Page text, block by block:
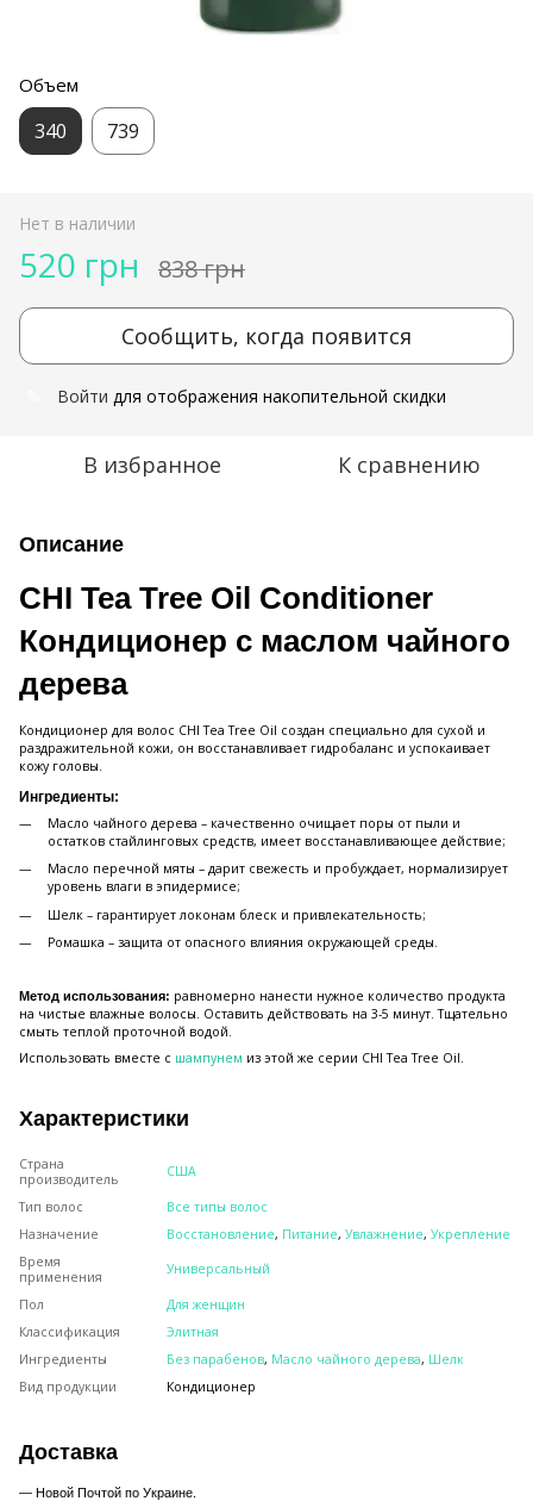
Объем
340 739
Нет в наличии
520 грн 838 грн
Сообщить, когда появится
Войти для отображения накопительной скидки
В избранное К сравнению
Описание
CHI Tea Tree Oil Conditioner
Кондиционер с маслом чайного
дерева
Кондиционер для волос CHI Tea Tree Oil создан специально для сухой и
раздражительной кожи, он восстанавливает гидробаланс и успокаивает
кожу головы.
Ингредиенты:
Масло чайного дерева – качественно очищает поры от пыли и
остатков стайлинговых средств, имеет восстанавливающее действие;
Масло перечной мяты – дарит свежесть и пробуждает, нормализирует
уровень влаги в эпидермисе;
Шелк – гарантирует локонам блеск и привлекательность;
Ромашка – защита от опасного влияния окружающей среды.
Метод использования: равномерно нанести нужное количество продукта
на чистые влажные волосы. Оставить действовать на 3-5 минут. Тщательно
смыть теплой проточной водой.
Использовать вместе с шампунем из этой же серии CHI Tea Tree Oil.
Характеристики
Страна
производитель
США
Тип волос
Все типы волос
Назначение
Восстановление, Питание, Увлажнение, Укрепление
Время
применения
Универсальный
Пол
Для женщин
Классификация
Элитная
Ингредиенты
Без парабенов, Масло чайного дерева, Шелк
Вид продукции
Кондиционер
Доставка
— Новой Почтой по Украине.